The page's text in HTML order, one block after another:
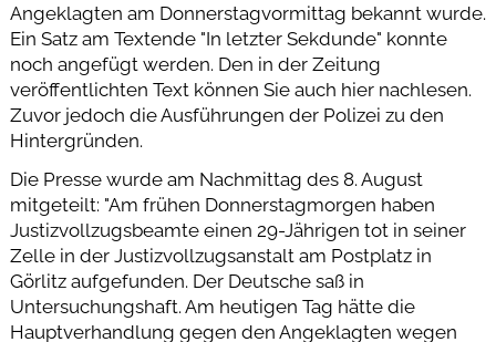
Angeklagten am Donnerstagvormittag bekannt wurde.
Ein Satz am Textende "In letzter Sekdunde" konnte
noch angefügt werden. Den in der Zeitung
veröffentlichten Text können Sie auch hier nachlesen.
Zuvor jedoch die Ausführungen der Polizei zu den
Hintergründen.
Die Presse wurde am Nachmittag des 8. August
mitgeteilt: "Am frühen Donnerstagmorgen haben
Justizvollzugsbeamte einen 29-Jährigen tot in seiner
Zelle in der Justizvollzugsanstalt am Postplatz in
Görlitz aufgefunden. Der Deutsche saß in
Untersuchungshaft. Am heutigen Tag hätte die
Hauptverhandlung gegen den Angeklagten wegen